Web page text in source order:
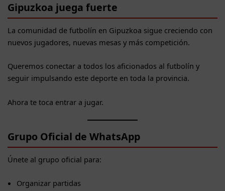
Gipuzkoa juega fuerte
La comunidad de futbolín en Gipuzkoa sigue creciendo con
nuevos jugadores, nuevas mesas y más competición.
Queremos conectar a todos los aficionados al futbolín y
seguir impulsando este deporte en toda la provincia.
Ahora te toca entrar a jugar.
Grupo Oficial de WhatsApp
Únete al grupo oficial para:
Organizar partidas